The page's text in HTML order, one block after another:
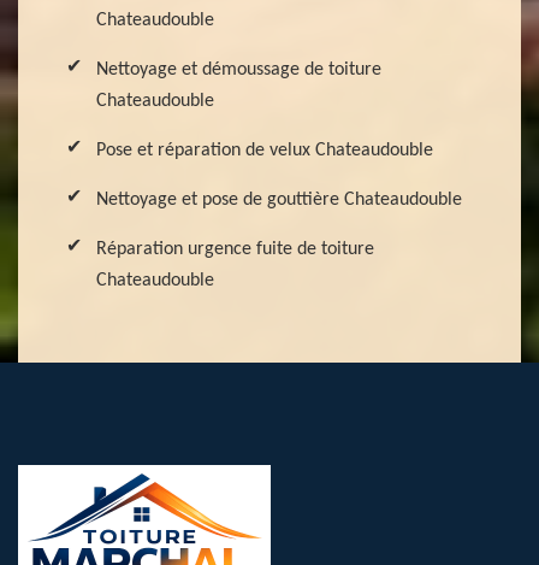
Chateaudouble
Nettoyage et démoussage de toiture
Chateaudouble
Pose et réparation de velux Chateaudouble
Nettoyage et pose de gouttière Chateaudouble
Réparation urgence fuite de toiture
Chateaudouble